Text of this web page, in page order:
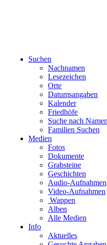
Suchen
Nachnamen
Lesezeichen
Orte
Datumsangaben
Kalender
Friedhöfe
Suche nach Namen
Familien Suchen
Medien
Fotos
Dokumente
Grabsteine
Geschichten
Audio-Aufnahmen
Video-Aufnahmen
Wappen
Alben
Alle Medien
Info
Aktuelles